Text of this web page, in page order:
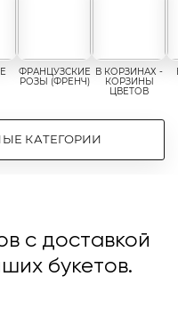
ФРАНЦУЗСКИЕ
РОЗЫ (ФРЕНЧ)
В КОРЗИНАХ -
КОРЗИНЫ
ЦВЕТОВ
КАТЕГОРИИ
с доставкой
букетов.